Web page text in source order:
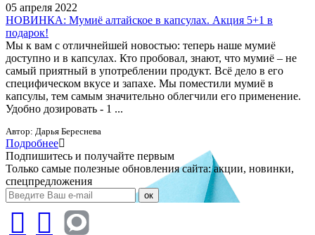
05 апреля 2022
НОВИНКА: Мумиё алтайское в капсулах. Акция 5+1 в
подарок!
Мы к вам с отличнейшей новостью: теперь наше мумиё
доступно и в капсулах. Кто пробовал, знают, что мумиё – не
самый приятный в употреблении продукт. Всё дело в его
специфическом вкусе и запахе. Мы поместили мумиё в
капсулы, тем самым значительно облегчили его применение.
Удобно дозировать - 1 ...
Автор: Дарья Береснева
Подробнее
Подпишитесь и получайте первым
Только самые полезные обновления сайта: акции, новинки,
спецпредложения
ок